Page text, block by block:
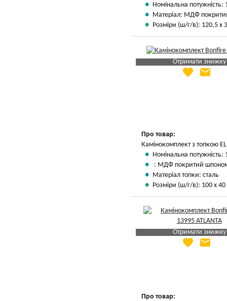
Номінальна потужність:
Матеріал: МДФ
Розміри (ш/г/в): 120,5 х
Отримати знижку
Яка Ваша ціна
favorite email
Про товар:
Камінокомплект з топкою
Номінальна потужність:
: МДФ покритий
Матеріал топки: сталь
Розміри (ш/г/в): 100 х 40
Отримати знижку
Яка Ваша ціна
favorite email
Про товар: